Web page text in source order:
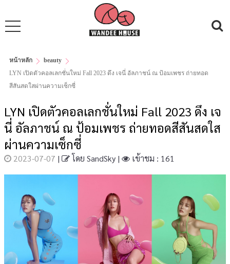
หน้าหลัก
beauty
LYN เปิดตัวคอลเลกชั่นใหม่ Fall 2023 ดึง เจนี่ อัลภาชน์ ณ ป้อมเพชร ถ่ายทอด
สีสันสดใสผ่านความเซ็กซี่
LYN เปิดตัวคอลเลกชั่นใหม่ Fall 2023 ดึง เจ
นี่ อัลภาชน์ ณ ป้อมเพชร ถ่ายทอดสีสันสดใส
ผ่านความเซ็กซี่
2023-07-07 | โดย SandSky | เข้าชม : 161